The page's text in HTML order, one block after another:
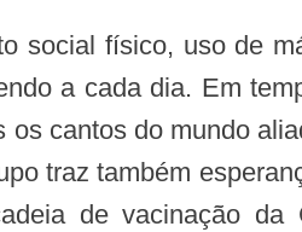
a cada dia. Em
cantos do mundo
traz também
de vacinação da